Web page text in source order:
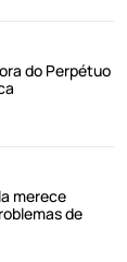
do Perpétuo
merece
de